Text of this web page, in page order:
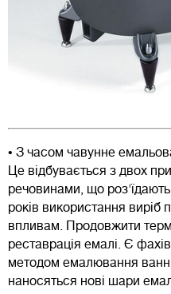
• З часом чавунне
Це відбувається з двох
речовинами, що
років використання виріб
впливам. Продовжити
реставрація емалі. Є
методом емалювання
наносяться нові шари